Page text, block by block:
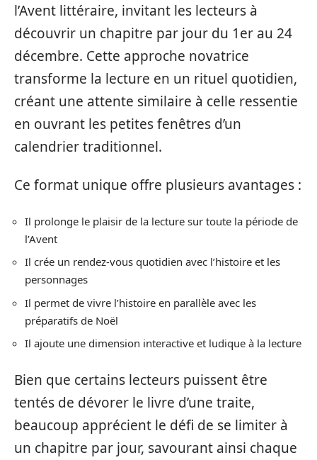
l’Avent littéraire, invitant les lecteurs à
découvrir un chapitre par jour du 1er au 24
décembre. Cette approche novatrice
transforme la lecture en un rituel quotidien,
créant une attente similaire à celle ressentie
en ouvrant les petites fenêtres d’un
calendrier traditionnel.
Ce format unique offre plusieurs avantages :
Il prolonge le plaisir de la lecture sur toute la période de
l’Avent
Il crée un rendez-vous quotidien avec l’histoire et les
personnages
Il permet de vivre l’histoire en parallèle avec les
préparatifs de Noël
Il ajoute une dimension interactive et ludique à la lecture
Bien que certains lecteurs puissent être
tentés de dévorer le livre d’une traite,
beaucoup apprécient le défi de se limiter à
un chapitre par jour, savourant ainsi chaque